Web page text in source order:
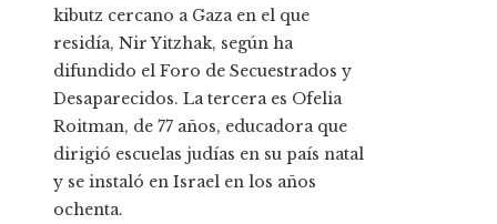
kibutz cercano a Gaza en el que
residía, Nir Yitzhak, según ha
difundido el Foro de Secuestrados y
Desaparecidos. La tercera es Ofelia
Roitman, de 77 años, educadora que
dirigió escuelas judías en su país natal
y se instaló en Israel en los años
ochenta.